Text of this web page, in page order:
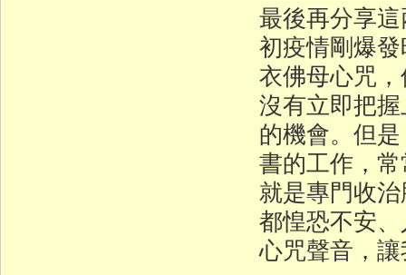
最後再分享
初疫情剛爆
衣佛母心咒
沒有立即把
的機會。但
書的工作，
就是專門收
都惶恐不安
心咒聲音，